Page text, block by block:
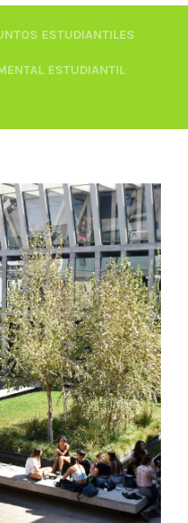
ESTUDIANTILES
ESTUDIANTIL